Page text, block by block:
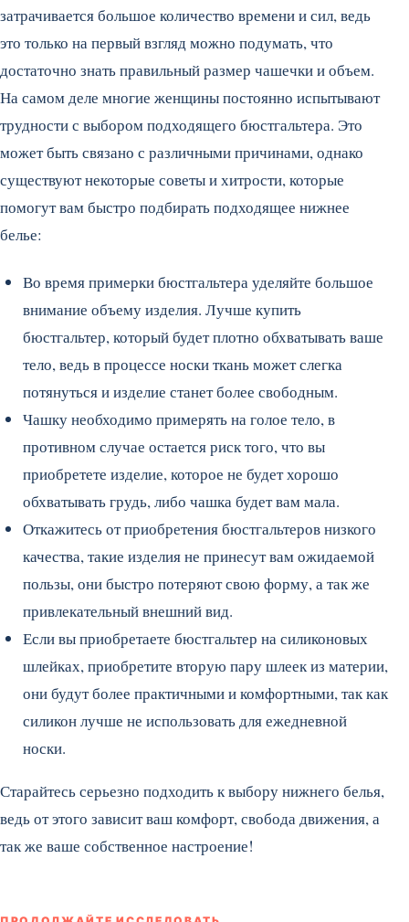
затрачивается большое количество времени и сил, ведь
это только на первый взгляд можно подумать, что
достаточно знать правильный размер чашечки и объем.
На самом деле многие женщины постоянно испытывают
трудности с выбором подходящего бюстгальтера. Это
может быть связано с различными причинами, однако
существуют некоторые советы и хитрости, которые
помогут вам быстро подбирать подходящее нижнее
белье:
Во время примерки бюстгальтера уделяйте большое
внимание объему изделия. Лучше купить
бюстгальтер, который будет плотно обхватывать ваше
тело, ведь в процессе носки ткань может слегка
потянуться и изделие станет более свободным.
Чашку необходимо примерять на голое тело, в
противном случае остается риск того, что вы
приобретете изделие, которое не будет хорошо
обхватывать грудь, либо чашка будет вам мала.
Откажитесь от приобретения бюстгальтеров низкого
качества, такие изделия не принесут вам ожидаемой
пользы, они быстро потеряют свою форму, а так же
привлекательный внешний вид.
Если вы приобретаете бюстгальтер на силиконовых
шлейках, приобретите вторую пару шлеек из материи,
они будут более практичными и комфортными, так как
силикон лучше не использовать для ежедневной
носки.
Старайтесь серьезно подходить к выбору нижнего белья,
ведь от этого зависит ваш комфорт, свобода движения, а
так же ваше собственное настроение!